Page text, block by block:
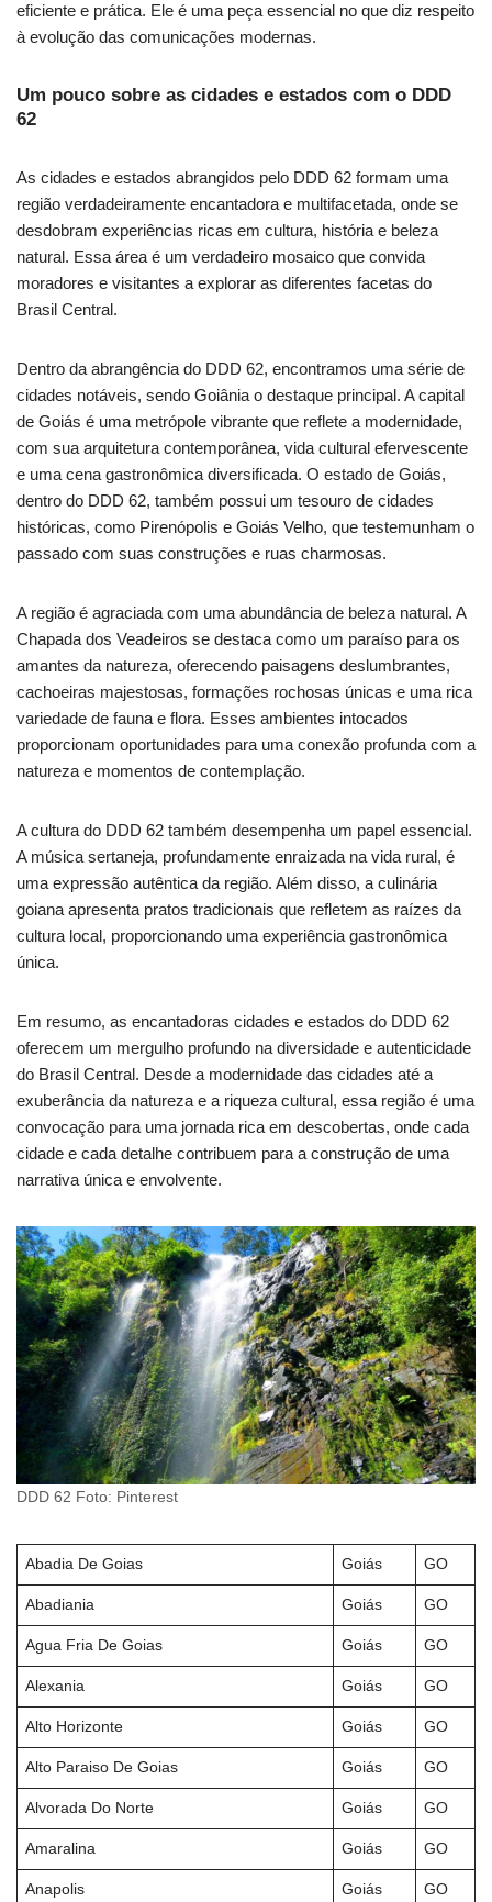
eficiente e prática. Ele é uma peça essencial no que diz respeito
à evolução das comunicações modernas.
Um pouco sobre as cidades e estados com o DDD
62
As cidades e estados abrangidos pelo DDD 62 formam uma
região verdadeiramente encantadora e multifacetada, onde se
desdobram experiências ricas em cultura, história e beleza
natural. Essa área é um verdadeiro mosaico que convida
moradores e visitantes a explorar as diferentes facetas do
Brasil Central.
Dentro da abrangência do DDD 62, encontramos uma série de
cidades notáveis, sendo Goiânia o destaque principal. A capital
de Goiás é uma metrópole vibrante que reflete a modernidade,
com sua arquitetura contemporânea, vida cultural efervescente
e uma cena gastronômica diversificada. O estado de Goiás,
dentro do DDD 62, também possui um tesouro de cidades
históricas, como Pirenópolis e Goiás Velho, que testemunham o
passado com suas construções e ruas charmosas.
A região é agraciada com uma abundância de beleza natural. A
Chapada dos Veadeiros se destaca como um paraíso para os
amantes da natureza, oferecendo paisagens deslumbrantes,
cachoeiras majestosas, formações rochosas únicas e uma rica
variedade de fauna e flora. Esses ambientes intocados
proporcionam oportunidades para uma conexão profunda com a
natureza e momentos de contemplação.
A cultura do DDD 62 também desempenha um papel essencial.
A música sertaneja, profundamente enraizada na vida rural, é
uma expressão autêntica da região. Além disso, a culinária
goiana apresenta pratos tradicionais que refletem as raízes da
cultura local, proporcionando uma experiência gastronômica
única.
Em resumo, as encantadoras cidades e estados do DDD 62
oferecem um mergulho profundo na diversidade e autenticidade
do Brasil Central. Desde a modernidade das cidades até a
exuberância da natureza e a riqueza cultural, essa região é uma
convocação para uma jornada rica em descobertas, onde cada
cidade e cada detalhe contribuem para a construção de uma
narrativa única e envolvente.
DDD 62 Foto: Pinterest
Abadia De Goias Goiás GO
Abadiania Goiás GO
Agua Fria De Goias Goiás GO
Alexania Goiás GO
Alto Horizonte Goiás GO
Alto Paraiso De Goias Goiás GO
Alvorada Do Norte Goiás GO
Amaralina Goiás GO
Anapolis Goiás GO